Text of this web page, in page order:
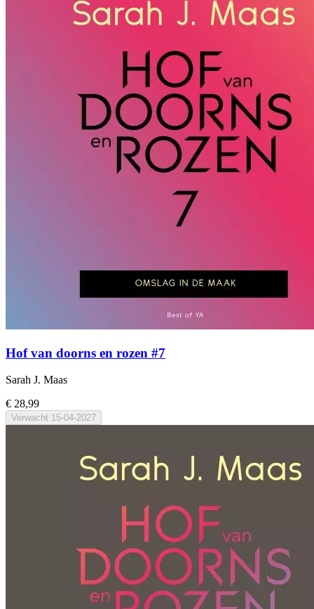
Hof van doorns en rozen #7
Sarah J. Maas
€ 28,99
Verwacht 15-04-2027